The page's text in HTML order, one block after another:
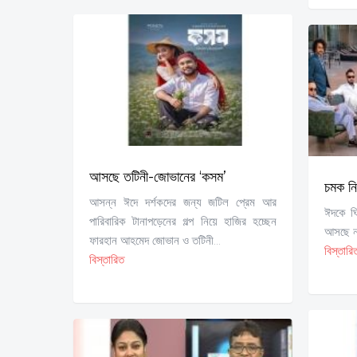
আসছে তটিনী-জোভানের ‘কসম’
আসন্ন ঈদে দর্শকদের জন্য জটিল প্রেম আর
পারিবারিক টানাপড়েনের গল্প নিয়ে হাজির হচ্ছেন
ফারহান আহমেদ জোভান ও তটিনী...
বিস্তারিত
চমক
ঈদকে
আসছে